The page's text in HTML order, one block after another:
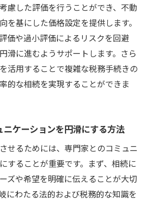
慮した評価を行うことができ、不動
を基にした価格設定を提供します。
価や過小評価によるリスクを回避
滑に進むようサポートします。さら
活用することで複雑な税務手続きの
的な相続を実現することができま
ケーションを円滑にする方法
せるためには、専門家とのコミュニ
することが重要です。まず、相続に
ズや希望を明確に伝えることが大切
にわたる法的および税務的な知識を